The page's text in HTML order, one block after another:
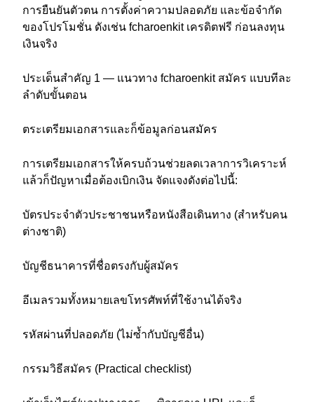
การยืนยันตัวตน การตั้งค่าความปลอดภัย และข้อจำกัด
ของโปรโมชั่น ดังเช่น fcharoenkit เครดิตฟรี ก่อนลงทุน
เงินจริง
ประเด็นสำคัญ 1 — แนวทาง fcharoenkit สมัคร แบบทีละ
ลำดับขั้นตอน
ตระเตรียมเอกสารและก็ข้อมูลก่อนสมัคร
การเตรียมเอกสารให้ครบถ้วนช่วยลดเวลาการวิเคราะห์
แล้วก็ปัญหาเมื่อต้องเบิกเงิน จัดแจงดังต่อไปนี้:
บัตรประจำตัวประชาชนหรือหนังสือเดินทาง (สำหรับคน
ต่างชาติ)
บัญชีธนาคารที่ชื่อตรงกับผู้สมัคร
อีเมลรวมทั้งหมายเลขโทรศัพท์ที่ใช้งานได้จริง
รหัสผ่านที่ปลอดภัย (ไม่ซ้ำกับบัญชีอื่น)
กรรมวิธีสมัคร (Practical checklist)